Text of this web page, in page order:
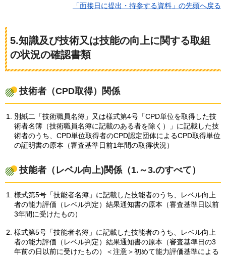
「面接日に提出・持参する資料」の先頭へ戻る
5.知識及び技術又は技能の向上に関する取組
の状況の確認書類
技術者（CPD取得）関係
別紙二「技術職員名簿」又は様式第4号「CPD単位を取得した技
術者名簿（技術職員名簿に記載のある者を除く）」に記載した技
術者のうち、CPD単位取得者のCPD認定団体によるCPD取得単位
の証明書の原本（審査基準日前1年間の取得状況）
技能者（レベル向上)関係（1.～3.のすべて）
様式第5号「技能者名簿」に記載した技能者のうち、レベル向上
者の能力評価（レベル判定）結果通知書の原本（審査基準日以前
3年間に受けたもの）
様式第5号「技能者名簿」に記載した技能者のうち、レベル向上
者の能力評価（レベル判定）結果通知書の原本（審査基準日の3
年前の日以前に受けたもの）＜注意＞初めて能力評価基準による